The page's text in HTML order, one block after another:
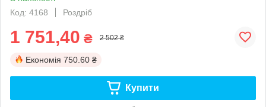
Код: 4168
Роздріб
1 751,40 ₴ 2 502 ₴
Економія 750.60 ₴
Купити